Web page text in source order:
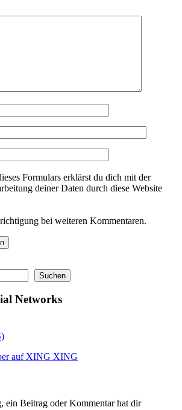
Formulars erklärst du dich mit der
deiner Daten durch diese Website
bei weiteren Kommentaren.
Suchen
Networks
XING
ein Beitrag oder Kommentar hat dir